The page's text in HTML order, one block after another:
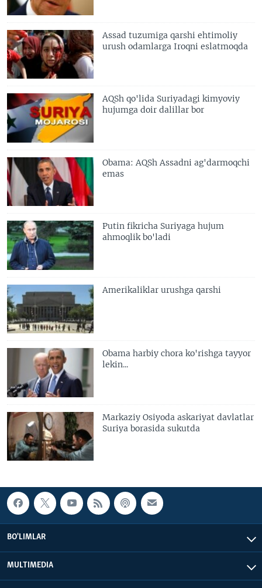
Assad tuzumiga qarshi ehtimoliy
urush odamlarga Iroqni eslatmoqda
AQSh qo'lida Suriyadagi kimyoviy
hujumga doir dalillar bor
Obama: AQSh Assadni ag'darmoqchi
emas
Putin fikricha Suriyaga hujum
ahmoqlik bo'ladi
Amerikaliklar urushga qarshi
Obama harbiy chora ko'rishga tayyor
lekin...
Markaziy Osiyoda askariyat davlatlar
Suriya borasida sukutda
BO'LIMLAR
MULTIMEDIA